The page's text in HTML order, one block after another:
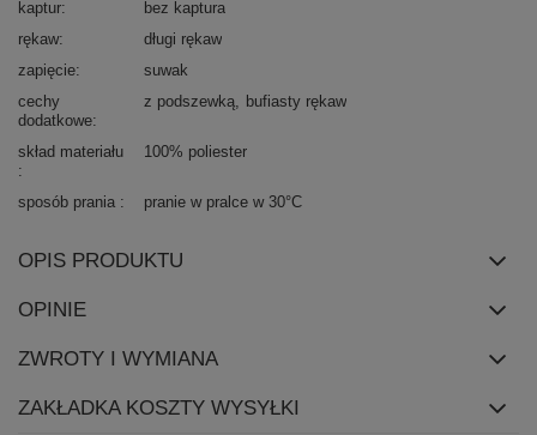
kaptur
bez kaptura
rękaw
długi rękaw
zapięcie
suwak
cechy
dodatkowe
z podszewką bufiasty rękaw
skład materiału 100% poliester
sposób prania pranie w pralce w 30°C
OPIS PRODUKTU
OPINIE
ZWROTY I WYMIANA
ZAKŁADKA KOSZTY WYSYŁKI